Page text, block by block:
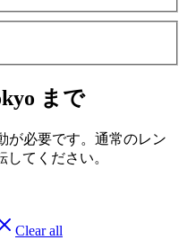
まで
が必要です。通常のレン
てください。
Clear all